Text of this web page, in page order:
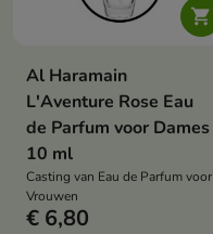

Al Haramain
L'Aventure Rose Eau
de Parfum voor Dames
10 ml
Casting van Eau de Parfum voor
Vrouwen
€ 6,80